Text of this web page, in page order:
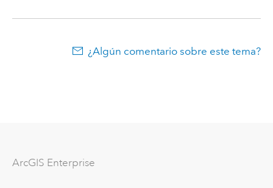
¿Algún comentario sobre este tema?
ArcGIS Enterprise